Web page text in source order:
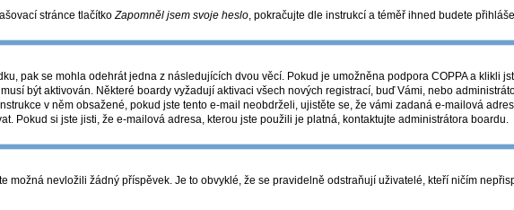
stránce tlačítkoZapomněl jsem svoje heslo, pokračujte dle instrukcí a téměř ihned budete
pak se mohla odehrát jedna z následujících dvou věcí. Pokud je umožněna podpora COPPA a klikli
být aktivován. Některé boardy vyžadují aktivaci všech nových registrací, buď Vámi, nebo
v něm obsažené, pokud jste tento e-mail neobdrželi, ujistěte se, že vámi zadaná e-mailová
Pokud si jste jisti, že e-mailová adresa, kterou jste použili je platná, kontaktujte administrátora boardu.
možná nevložili žádný příspěvek. Je to obvyklé, že se pravidelně odstraňují uživatelé, kteří ničím